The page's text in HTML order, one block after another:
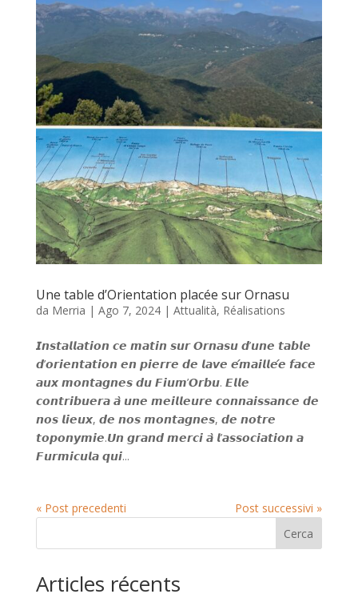
Une table d’Orientation placée sur Ornasu
da Merria | Ago 7, 2024| Attualità, Réalisations
𝙄𝙣𝙨𝙩𝙖𝙡𝙡𝙖𝙩𝙞𝙤𝙣 𝙘𝙚 𝙢𝙖𝙩𝙞𝙣 𝙨𝙪𝙧 𝙊𝙧𝙣𝙖𝙨𝙪 𝙙’𝙪𝙣𝙚 𝙩𝙖𝙗𝙡𝙚
𝙙’𝙤𝙧𝙞𝙚𝙣𝙩𝙖𝙩𝙞𝙤𝙣 𝙚𝙣 𝙥𝙞𝙚𝙧𝙧𝙚 𝙙𝙚 𝙡𝙖𝙫𝙚 𝙚́𝙢𝙖𝙞𝙡𝙡𝙚́𝙚 𝙛𝙖𝙘𝙚
𝙖𝙪𝙭 𝙢𝙤𝙣𝙩𝙖𝙜𝙣𝙚𝙨 𝙙𝙪 𝙁𝙞𝙪𝙢’𝙊𝙧𝙗𝙪. 𝙀𝙡𝙡𝙚
𝙘𝙤𝙣𝙩𝙧𝙞𝙗𝙪𝙚𝙧𝙖 𝙖̀ 𝙪𝙣𝙚 𝙢𝙚𝙞𝙡𝙡𝙚𝙪𝙧𝙚 𝙘𝙤𝙣𝙣𝙖𝙞𝙨𝙨𝙖𝙣𝙘𝙚 𝙙𝙚
𝙣𝙤𝙨 𝙡𝙞𝙚𝙪𝙭, 𝙙𝙚 𝙣𝙤𝙨 𝙢𝙤𝙣𝙩𝙖𝙜𝙣𝙚𝙨, 𝙙𝙚 𝙣𝙤𝙩𝙧𝙚
𝙩𝙤𝙥𝙤𝙣𝙮𝙢𝙞𝙚.𝙐𝙣 𝙜𝙧𝙖𝙣𝙙 𝙢𝙚𝙧𝙘𝙞 𝙖̀ 𝙡’𝙖𝙨𝙨𝙤𝙘𝙞𝙖𝙩𝙞𝙤𝙣 𝙖
𝙁𝙪𝙧𝙢𝙞𝙘𝙪𝙡𝙖 𝙦𝙪𝙞...
« Post precedenti
Post successivi »
Cerca
Articles récents